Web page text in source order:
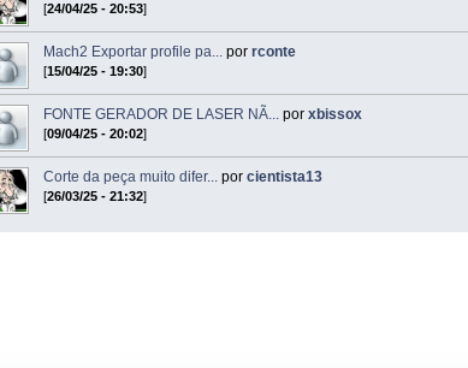
[24/04/25 - 20:53]
Mach2 Exportar profile pa... porrconte
[15/04/25 - 19:30]
FONTE GERADOR DE LASER NÃ... porxbissox
[09/04/25 - 20:02]
Corte da peça muito difer... porcientista13
[26/03/25 - 21:32]